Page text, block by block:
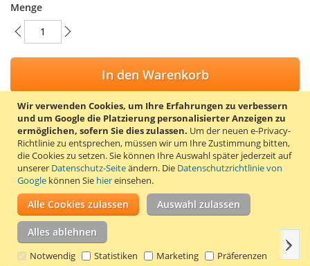
Wir verwenden Cookies, um Ihre Erfahrungen zu verbessern
und um Google die Platzierung personalisierter Anzeigen zu
ermöglichen, sofern Sie dies zulassen. Um der neuen e-Privacy-
Richtlinie zu entsprechen, müssen wir um Ihre Zustimmung bitten,
die Cookies zu setzen.Sie können Ihre Auswahl später jederzeit auf
unserer Datenschutz-Seiteändern. Die Datenschutzrichtlinie von
Google können Sie hiereinsehen.
Alle Cookies zulassen Auswahl zulassen
Alles ablehnen
Notwendig Statistiken Marketing Präferenzen
Menge
In den Warenkorb
ZUR WUNSCHLISTE HINZUFÜGEN
ZUR VERGLEICHSLISTE HINZUFÜGEN
Rote Klapphülle für das Samsung Galaxy Note 5. Diese
Handyhülle ist aus Naturleder gefertigt.
Einzelheiten Bewertungen